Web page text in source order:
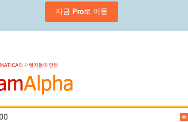
지금 Pro로 이동